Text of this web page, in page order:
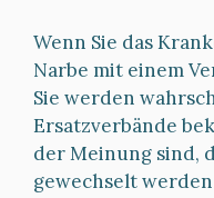
Wenn Sie das
Narbe mit einem
Sie werden
Ersatzverbände
der Meinung sind,
gewechselt